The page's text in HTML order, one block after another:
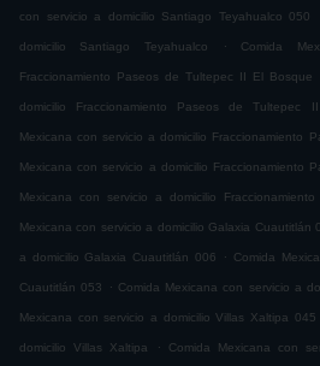
con servicio a domicilio Santiago Teyahualco 050
domicilio Santiago Teyahualco . Comida
Fraccionamiento Paseos de Tultepec II El Bosque
domicilio Fraccionamiento Paseos de Tultepec
Mexicana con servicio a domicilio Fraccionamiento
Mexicana con servicio a domicilio Fraccionamiento
Mexicana con servicio a domicilio
Mexicana con servicio a domicilio Galaxia Cuautitlán
a domicilio Galaxia Cuautitlán 006 . Comida
Cuautitlán 053 . Comida Mexicana con servicio a
Mexicana con servicio a domicilio Villas Xaltipa 045
domicilio Villas Xaltipa . Comida Mexicana con